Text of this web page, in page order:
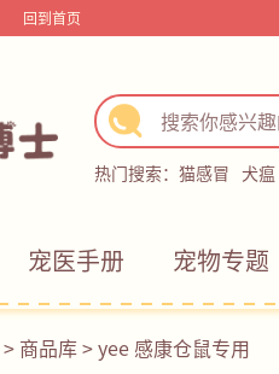
回到首页
热门搜索： 猫感冒 犬瘟
宠医手册 宠物专题
> 商品库>yee 感康仓鼠专用